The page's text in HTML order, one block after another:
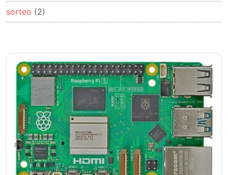
sorteo (2)